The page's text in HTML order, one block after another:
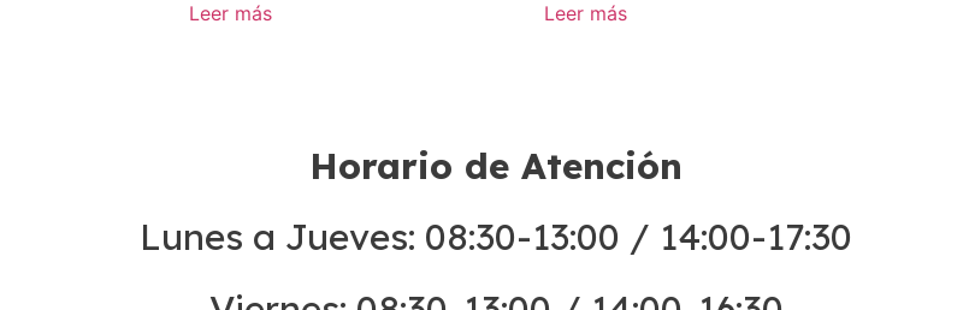
Leer más Leer más
Horario de Atención
Lunes a Jueves: 08:30-13:00 / 14:00-17:30